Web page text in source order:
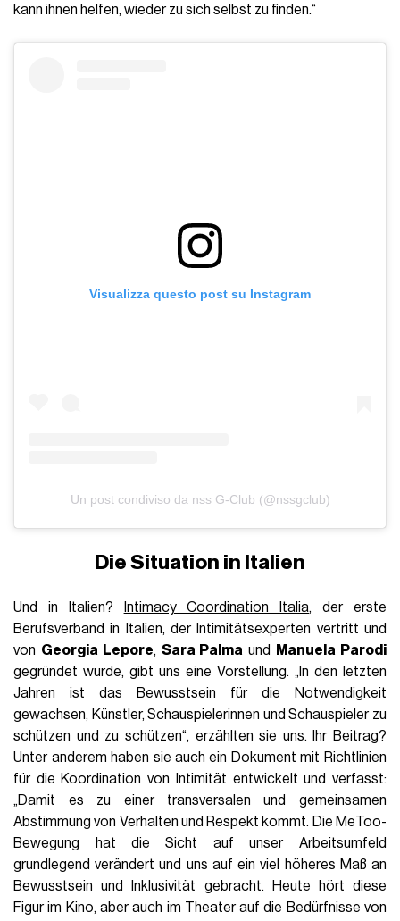
kann ihnen helfen, wieder zu sich selbst zu finden.“
Visualizza questo post su Instagram
Un post condiviso da nss G-Club (@nssgclub)
Die Situation in Italien
Und in Italien? Intimacy Coordination Italia, der erste
Berufsverband in Italien, der Intimitätsexperten vertritt und
von Georgia Lepore, Sara Palma und
Manuela Parodi
gegründet wurde, gibt uns eine Vorstellung. „In den letzten
Jahren ist das Bewusstsein für die Notwendigkeit
gewachsen, Künstler, Schauspielerinnen und Schauspieler zu
schützen und zu schützen“, erzählten sie uns. Ihr Beitrag?
Unter anderem haben sie auch ein Dokument mit Richtlinien
für die Koordination von Intimität entwickelt und verfasst:
„Damit es zu einer transversalen und gemeinsamen
Abstimmung von Verhalten und Respekt kommt. Die MeToo-
Bewegung hat die Sicht auf unser Arbeitsumfeld
grundlegend verändert und uns auf ein viel höheres Maß an
Bewusstsein und Inklusivität gebracht. Heute hört diese
Figur im Kino, aber auch im Theater auf die Bedürfnisse von